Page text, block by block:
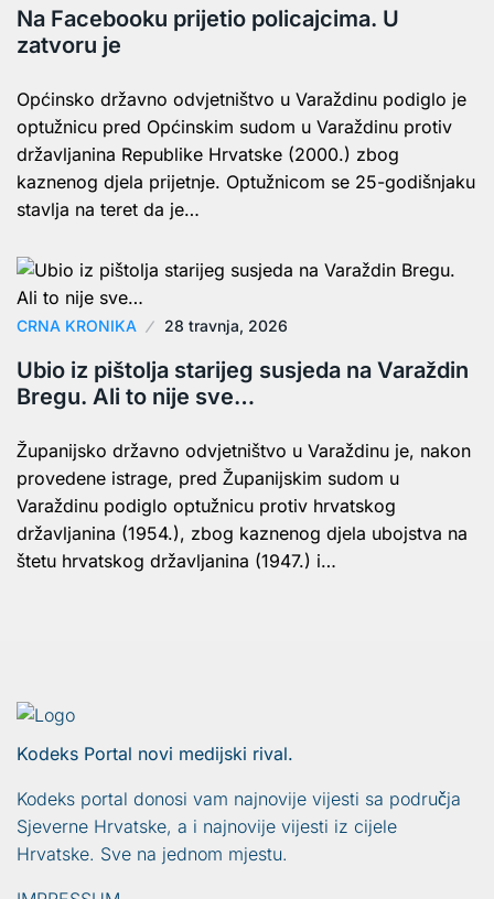
Na Facebooku prijetio policajcima. U
zatvoru je
Općinsko državno odvjetništvo u Varaždinu podiglo je
optužnicu pred Općinskim sudom u Varaždinu protiv
državljanina Republike Hrvatske (2000.) zbog
kaznenog djela prijetnje. Optužnicom se 25-godišnjaku
stavlja na teret da je…
CRNA KRONIKA 28 travnja, 2026
Ubio iz pištolja starijeg susjeda na Varaždin
Bregu. Ali to nije sve…
Županijsko državno odvjetništvo u Varaždinu je, nakon
provedene istrage, pred Županijskim sudom u
Varaždinu podiglo optužnicu protiv hrvatskog
državljanina (1954.), zbog kaznenog djela ubojstva na
štetu hrvatskog državljanina (1947.) i…
Kodeks Portal novi medijski rival.
Kodeks portal donosi vam najnovije vijesti sa područja
Sjeverne Hrvatske, a i najnovije vijesti iz cijele
Hrvatske. Sve na jednom mjestu.